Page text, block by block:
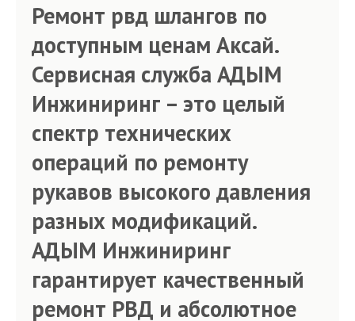
Ремонт рвд шлангов по
доступным ценам Аксай.
Сервисная служба АДЫМ
Инжиниринг – это целый
спектр технических
операций по ремонту
рукавов высокого давления
разных модификаций.
АДЫМ Инжиниринг
гарантирует качественный
ремонт РВД и абсолютное